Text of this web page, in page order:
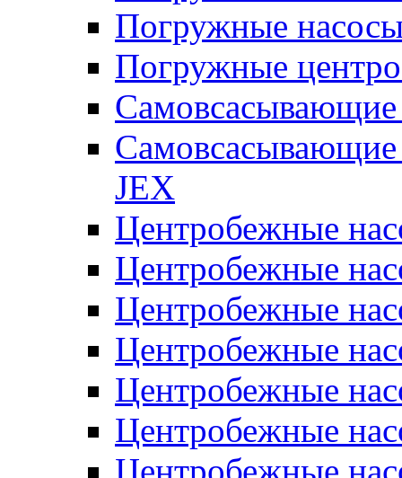
Погружные
Погружные
Самовсасывающие
Самовсасывающие
JEX
Центробежные
Центробежные
Центробежные
Центробежные
Центробежные
Центробежные
Центробежные